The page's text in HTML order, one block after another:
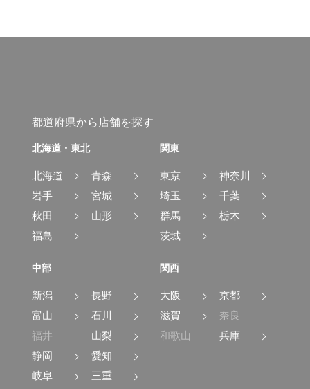
都道府県から店舗を探す
北海道・東北
北海道
青森
岩手
宮城
秋田
山形
福島
関東
東京
神奈川
埼玉
千葉
群馬
栃木
茨城
中部
新潟
長野
富山
石川
福井
山梨
静岡
愛知
岐阜
三重
関西
大阪
京都
滋賀
奈良
和歌山
兵庫